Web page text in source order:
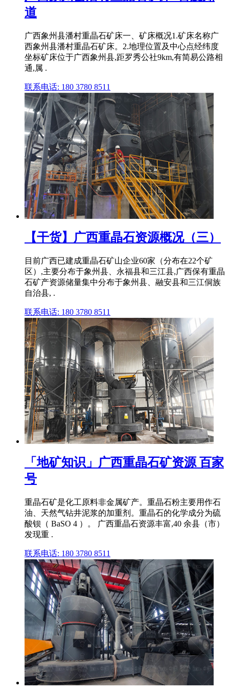
道
广西象州县潘村重晶石矿床一、矿床概况1.矿床名称广
西象州县潘村重晶石矿床。2.地理位置及中心点经纬度
坐标矿床位于广西象州县,距罗秀公社9km,有简易公路相
通,属 .
联系电话: 180 3780 8511
【干货】广西重晶石资源概况（三）
目前广西已建成重晶石矿山企业60家（分布在22个矿
区）,主要分布于象州县、永福县和三江县,广西保有重晶
石矿产资源储量集中分布于象州县、融安县和三江侗族
自治县, .
联系电话: 180 3780 8511
「地矿知识」广西重晶石矿资源 百家
号
重晶石矿是化工原料非金属矿产。重晶石粉主要用作石
油、天然气钻井泥浆的加重剂。重晶石的化学成分为硫
酸钡（ BaSO 4 ）。 广西重晶石资源丰富,40 余县（市）
发现重 .
联系电话: 180 3780 8511